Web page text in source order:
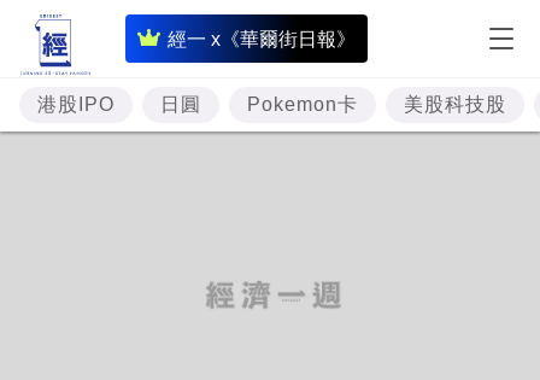
經一 x《華爾街日報》
即
時
財
經
港股IPO 日圓 Pokemon卡 美股科技股